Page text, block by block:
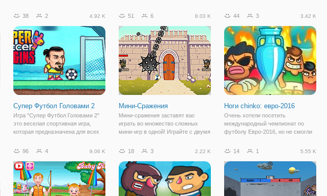
предпочтений. Здесь вы
площадке и только от вас зависит,
каким будет итоговый
насладиться игрой в бильярд. Все,
все шары в лунку и выиграть игру.
"Чемпионат Мира по Футболу
всех поклонников футбола, в
которой вы можете играть за
футболистов из разных стран.
38 2 4.92 K
Супер Футбол Головами 2
Игра "Супер Футбол Головами 2"
это веселая спортивная игра,
которая предназначена для всех
желающих развлечься.
работу по разработке этой игры, и
игрокам снова
51 6 8.03 K
Мини-Сражения
Мини-сражения заставят вас
играть во множество сложных
мини-игр в одной! Играйте с двумя
наслаждаться каждой игрой. Есть
вызов своим друзьям, это звучит
невероятно,
44 3 3.42 K
Ноги chinko: евро-2016
Очень хотели посетить
международный чемпионат по
футболу Евро-2016, но не смогли
причинам? Теперь вы можете в
во времени и просмотреть
упущенные моменты. Сделать
96 4 9.06 K 18 3 2.22 K 14 1 5.55 K